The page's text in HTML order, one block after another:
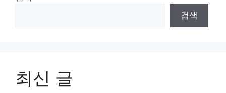
검색
최신 글